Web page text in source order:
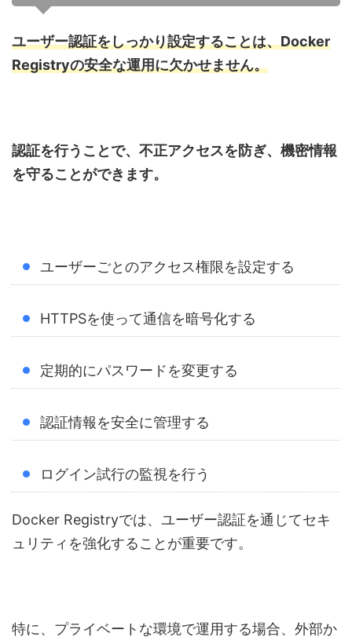
ユーザー認証をしっかり設定することは、Docker
Registryの安全な運用に欠かせません。
認証を行うことで、不正アクセスを防ぎ、機密情報
を守ることができます。
ユーザーごとのアクセス権限を設定する
HTTPSを使って通信を暗号化する
定期的にパスワードを変更する
認証情報を安全に管理する
ログイン試行の監視を行う
Docker Registryでは、ユーザー認証を通じてセキ
ュリティを強化することが重要です。
特に、プライベートな環境で運用する場合、外部か